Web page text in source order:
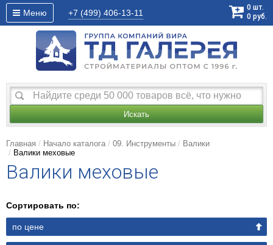
Меню +7 (499) 406-13-11
0 шт.
0 руб.
Искать
Главная Начало каталога 09. Инструменты
Валики
Валики меховые
Валики меховые
Сортировать по:
по цене